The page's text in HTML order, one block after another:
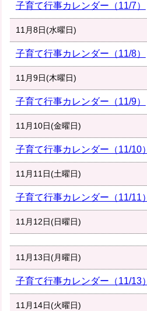
子育て行事カレンダー（11/7）
11月8日(水曜日)
子育て行事カレンダー（11/8）
11月9日(木曜日)
子育て行事カレンダー（11/9）
11月10日(金曜日)
子育て行事カレンダー（11/10）
11月11日(土曜日)
子育て行事カレンダー（11/11）
11月12日(日曜日)
11月13日(月曜日)
子育て行事カレンダー（11/13）
11月14日(火曜日)